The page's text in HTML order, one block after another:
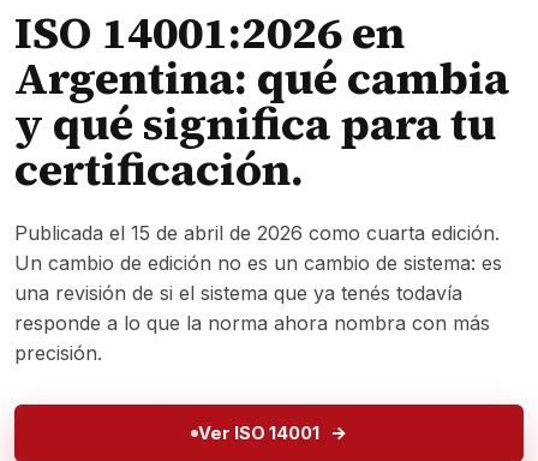
ISO 14001:2026 en
Argentina: qué cambia
y qué significa para tu
certificación.
Publicada el 15 de abril de 2026 como cuarta edición.
Un cambio de edición no es un cambio de sistema: es
una revisión de si el sistema que ya tenés todavía
responde a lo que la norma ahora nombra con más
precisión.
Ver ISO 14001